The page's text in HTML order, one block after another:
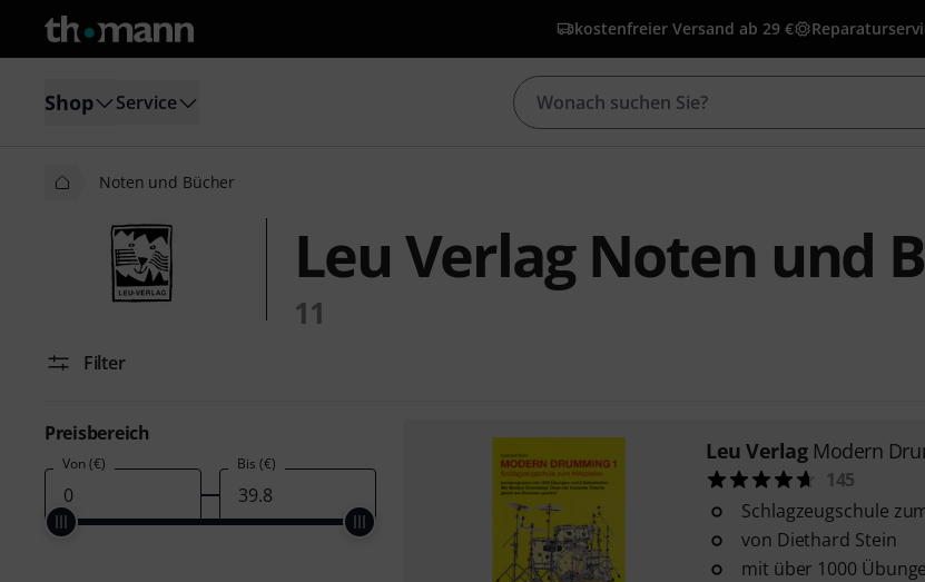
kostenfreier Versand ab 29 €
Shop Service
Noten und Bücher
Leu Verlag Noten und
11
Filter
Preisbereich
Von (€) Bis (€) Leu Verlag Modern
145
Schlagzeugschule
von Diethard Stein
mit über 1000